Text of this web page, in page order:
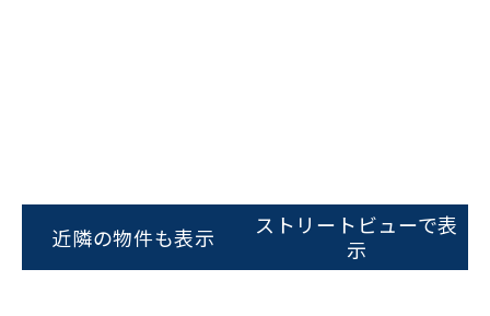
近隣の物件も表示
ストリートビューで表
示